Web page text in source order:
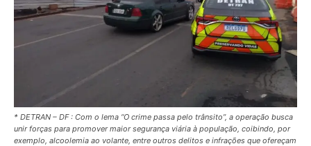
* DETRAN – DF : Com o lema “O crime passa pelo trânsito”, a operação busca
unir forças para promover maior segurança viária à população, coibindo, por
exemplo, alcoolemia ao volante, entre outros delitos e infrações que ofereçam